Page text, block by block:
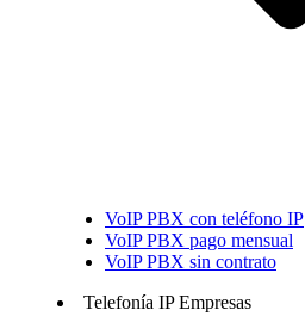
VoIP PBX con teléfono IP
VoIP PBX pago mensual
VoIP PBX sin contrato
Telefonía IP Empresas